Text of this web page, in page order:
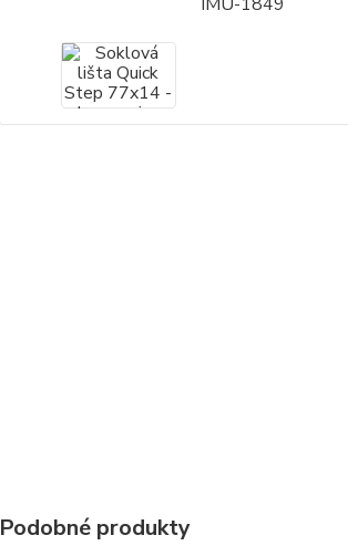
Podobné produkty